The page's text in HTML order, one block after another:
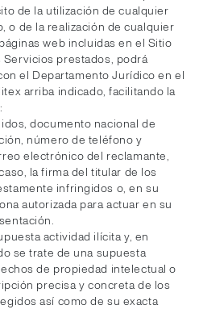
de la utilización de cualquier
o de la realización de cualquier
web incluidas en el Sitio
Servicios prestados, podrá
el Departamento Jurídico en el
arriba indicado, facilitando la
documento nacional de
número de teléfono y
electrónico del reclamante,
la firma del titular de los
infringidos o, en su
autorizada para actuar en su
actividad ilícita y, en
se trate de una supuesta
de propiedad intelectual o
precisa y concreta de los
así como de su exacta